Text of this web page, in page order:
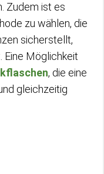
Zudem ist es
zu wählen, die
sicherstellt,
Eine Möglichkeit
, die eine
gleichzeitig